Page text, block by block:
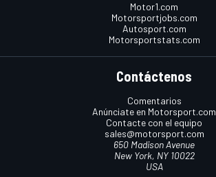
Motor1.com
Motorsportjobs.com
Autosport.com
Motorsportstats.com
Contáctenos
Comentarios
Anúnciate en Motorsport.com
Contacte con el equipo
sales@motorsport.com
650 Madison Avenue
New York, NY 10022
USA